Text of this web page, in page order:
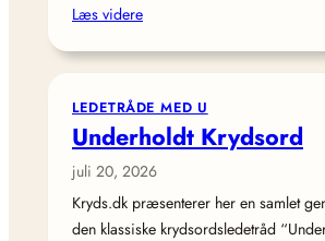
Læs videre
LEDETRÅDE MED U
Underholdt Krydsord
juli 20, 2026
Kryds.dk præsenterer her en samlet
den klassiske krydsordsledetråd